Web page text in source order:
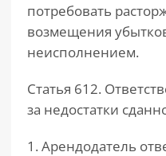
потребовать
возмещения
неисполнением.
Статья 612.
за недостатки
1. Арендодатель